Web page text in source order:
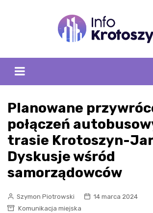
Planowane
połączeń
trasie Krotoszyn-
Dyskusje wśród
samorządowców
Szymon Piotrowski
14 marca 2024
Komunikacja miejska